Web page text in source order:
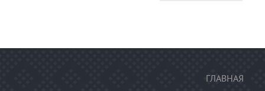
ГЛАВНАЯ